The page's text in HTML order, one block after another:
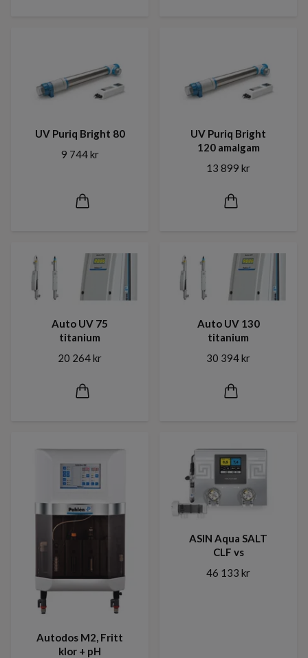
UV Puriq Bright 80
9 744 kr
UV Puriq Bright
120 amalgam
13 899 kr
Auto UV 75
titanium
20 264 kr
Auto UV 130
titanium
30 394 kr
Autodos M2, Fritt
klor + pH
ASIN Aqua SALT
CLF vs
46 133 kr